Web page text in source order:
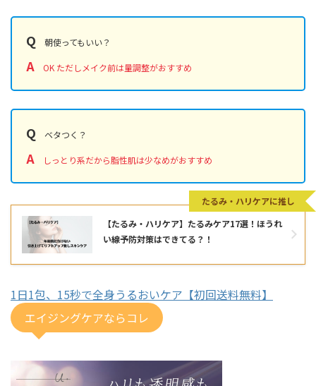
Q 朝使ってもいい？
A OK ただしメイク前は量調整がおすすめ
Q ベタつく？
A しっとり系だから脂性肌は少なめがおすすめ
【たるみ・ハリケア】たるみケア17選！ほうれ
い線予防対策はできてる？！
たるみ・ハリケアに推し
1日1包、15秒で全身うるおいケア【初回送料無料】
エイジングケアならコレ